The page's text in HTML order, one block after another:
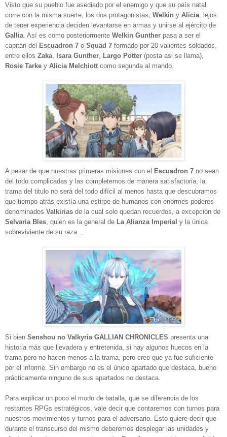
Visto que su pueblo fue asediado por el enemigo y que su país natal
corre con la misma suerte, los dos protagonistas, Welkin y Alicia , lejos
de tener experiencia deciden levantarse en armas y unirse al ejército de
Gallia . Así es como posteriormente Welkin Gunther pasa a ser el
capitán del Escuadron 7 o Squad 7 formado por 20 valientes soldados,
entre ellos Zaka Isara Gunther Largo Potter (posta asi se llama),
Rosie Tarke y Alicia Melchiott como segunda al mando.
A pesar de que nuestras primeras misiones con el Escuadron 7 no sean
del todo complicadas y las completemos de manera satisfactoria, la
trama del titulo no será del todo difícil al menos hasta que descubramos
que tiempo atrás existía una estirpe de humanos con enormes poderes
denominados Valkirias de la cual solo quedan recuerdos, a excepción de
Selvaria Bles , quien es la general de La Alianza Imperial y la única
sobreviviente de su raza…
Si bien Senshou no Valkyria GALLIAN CHRONICLES presenta una
historia más que llevadera y entretenida, si hay algunos huecos en la
trama pero no hacen menos a la trama, pero creo que ya fue suficiente
por el informe. Sin embargo no es el único apartado que destaca, bueno
prácticamente ninguno de sus apartados no destaca.
Para explicar un poco el modo de batalla, que se diferencia de los
restantes RPGs estratégicos, vale decir que contaremos con turnos para
nuestros movimientos y turnos para el adversario. Esto quiere decir que
durante el transcurso del mismo deberemos desplegar las unidades y